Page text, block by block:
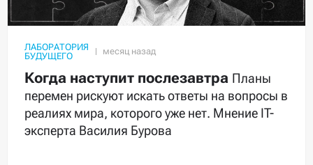
ЛАБОРАТОРИЯ
БУДУЩЕГО
Когда наступит послезавтра Планы
перемен рискуют искать ответы на вопросы в
реалиях мира, которого уже нет. Мнение IT-
эксперта Василия Бурова